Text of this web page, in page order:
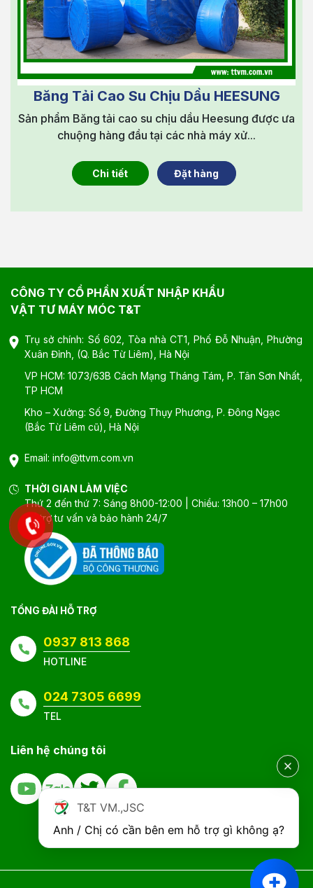
Băng Tải Cao Su Chịu Dầu HEESUNG
Sản phẩm Băng tải cao su chịu dầu Heesung được ưa
chuộng hàng đầu tại các nhà máy xử...
Chi tiết Đặt hàng
CÔNG TY CỔ PHẦN XUẤT NHẬP KHẨU
VẬT TƯ MÁY MÓC T&T
Trụ sở chính: Số 602, Tòa nhà CT1, Phố Đỗ Nhuận, Phường
Xuân Đỉnh, (Q. Bắc Từ Liêm), Hà Nội
VP HCM: 1073/63B Cách Mạng Tháng Tám, P. Tân Sơn Nhất,
TP HCM
Kho – Xưởng: Số 9, Đường Thụy Phương, P. Đông Ngạc
(Bắc Từ Liêm cũ), Hà Nội
Email: info@ttvm.com.vn
THỜI GIAN LÀM VIỆC
Thứ 2 đến thứ 7: Sáng 8h00-12:00 | Chiều: 13h00 – 17h00
Hổ trợ tư vấn và bảo hành 24/7
TỔNG ĐÀI HỖ TRỢ
0937 813 868
HOTLINE
024 7305 6699
TEL
Liên hệ chúng tôi
T&T VM.,JSC
Anh / Chị có cần bên em hỗ trợ gì không ạ?